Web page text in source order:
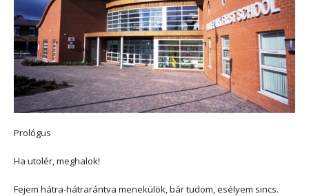
Prológus
Ha utolér, meghalok!
Fejem hátra-hátrarántva menekülök, bár tudom, esélyem sincs.